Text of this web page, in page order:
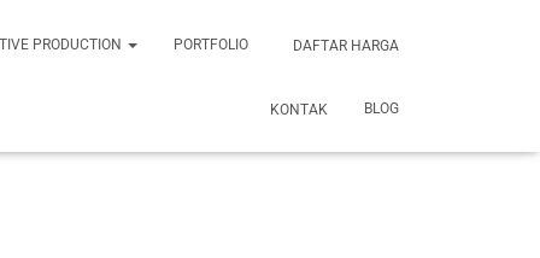
PRODUCTION PORTFOLIO DAFTAR HARGA
KONTAK BLOG